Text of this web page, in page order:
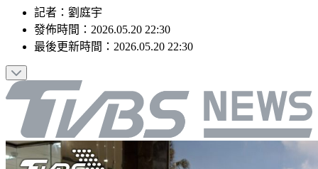
記者 ： 劉庭宇
發佈時間： 2026.05.20 22:30
最後更新時間： 2026.05.20 22:30